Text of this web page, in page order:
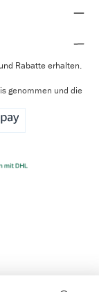
(180
Rabatte erhalten.
genommen und die